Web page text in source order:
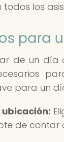
los
para
de un día
para un
de contar